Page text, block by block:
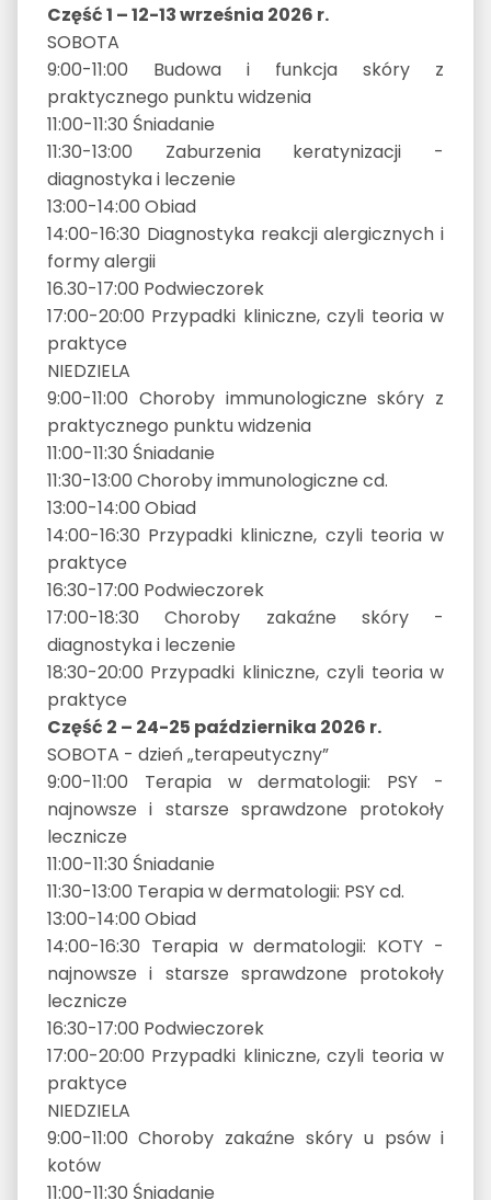
Część 1 – 12-13 września 2026 r.
SOBOTA
9:00-11:00 Budowa i funkcja skóry z
praktycznego punktu widzenia
11:00-11:30 Śniadanie
11:30-13:00 Zaburzenia keratynizacji -
diagnostyka i leczenie
13:00-14:00 Obiad
14:00-16:30 Diagnostyka reakcji alergicznych i
formy alergii
16.30-17:00 Podwieczorek
17:00-20:00 Przypadki kliniczne, czyli teoria w
praktyce
NIEDZIELA
9:00-11:00 Choroby immunologiczne skóry z
praktycznego punktu widzenia
11:00-11:30 Śniadanie
11:30-13:00 Choroby immunologiczne cd.
13:00-14:00 Obiad
14:00-16:30 Przypadki kliniczne, czyli teoria w
praktyce
16:30-17:00 Podwieczorek
17:00-18:30 Choroby zakaźne skóry -
diagnostyka i leczenie
18:30-20:00 Przypadki kliniczne, czyli teoria w
praktyce
Część 2 – 24-25 października 2026 r.
SOBOTA - dzień „terapeutyczny”
9:00-11:00 Terapia w dermatologii: PSY -
najnowsze i starsze sprawdzone protokoły
lecznicze
11:00-11:30 Śniadanie
11:30-13:00 Terapia w dermatologii: PSY cd.
13:00-14:00 Obiad
14:00-16:30 Terapia w dermatologii: KOTY -
najnowsze i starsze sprawdzone protokoły
lecznicze
16:30-17:00 Podwieczorek
17:00-20:00 Przypadki kliniczne, czyli teoria w
praktyce
NIEDZIELA
9:00-11:00 Choroby zakaźne skóry u psów i
kotów
11:00-11:30 Śniadanie